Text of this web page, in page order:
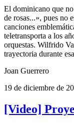
El dominicano que
de rosas...», pues no
canciones
teletransporta a los
orquestas. Wilfrido
trayectoria durante
Joan Guerrero
19 de diciembre de
[Video]